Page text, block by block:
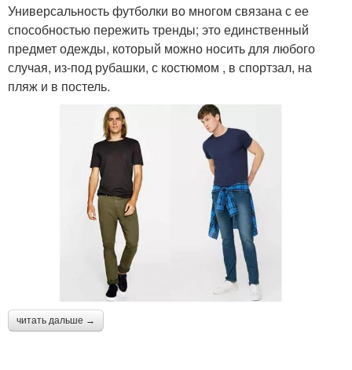
Универсальность футболки во многом связана с ее
способностью пережить тренды; это единственный
предмет одежды, который можно носить для любого
случая, из-под рубашки, с костюмом , в спортзал, на
пляж и в постель.
читать дальше →